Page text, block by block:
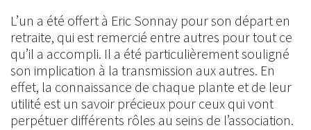
L’un a été offert à Eric Sonnay pour son départ en
retraite, qui est remercié entre autres pour tout ce
qu’il a accompli. Il a été particulièrement souligné
son implication à la transmission aux autres. En
effet, la connaissance de chaque plante et de leur
utilité est un savoir précieux pour ceux qui vont
perpétuer différents rôles au seins de l’association.